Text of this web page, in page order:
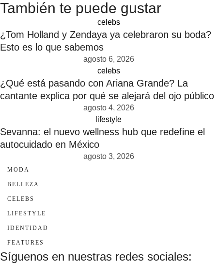
También te puede gustar
celebs
¿Tom Holland y Zendaya ya celebraron su boda?
Esto es lo que sabemos
agosto 6, 2026
celebs
¿Qué está pasando con Ariana Grande? La
cantante explica por qué se alejará del ojo público
agosto 4, 2026
lifestyle
Sevanna: el nuevo wellness hub que redefine el
autocuidado en México
agosto 3, 2026
MODA
BELLEZA
CELEBS
LIFESTYLE
IDENTIDAD
FEATURES
Síguenos en nuestras redes sociales: